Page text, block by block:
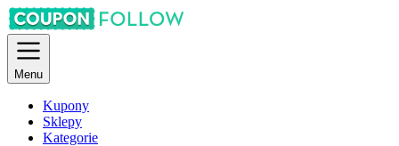
Menu
Kupony
Sklepy
Kategorie